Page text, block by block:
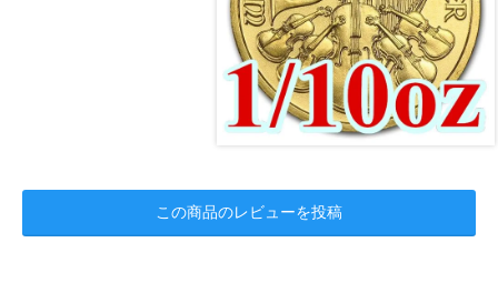
この商品のレビューを投稿